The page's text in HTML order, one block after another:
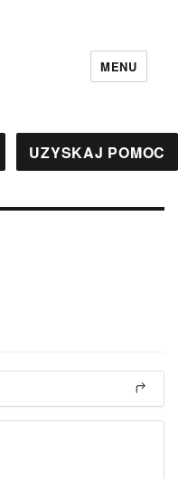
MENU
UZYSKAJ POMOC